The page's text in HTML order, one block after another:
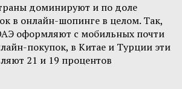
доминируют и по доле
в онлайн-шопинге в целом. Так,
оформляют с мобильных почти
покупок, в Китае и Турции эти
21 и 19 процентов